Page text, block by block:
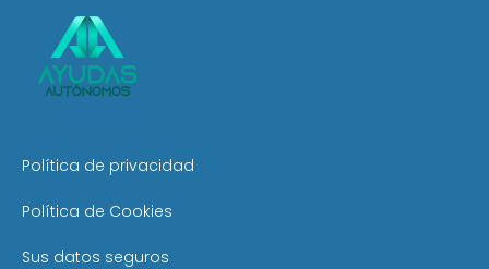
Política de privacidad
Política de Cookies
Sus datos seguros